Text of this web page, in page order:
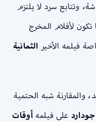
وتتابع سرد لا يلتزم
لأفلام المخرج
فيلمه الأخير الثمانية
والمقارنة شبه الحتمية
على فيلمه أوقات